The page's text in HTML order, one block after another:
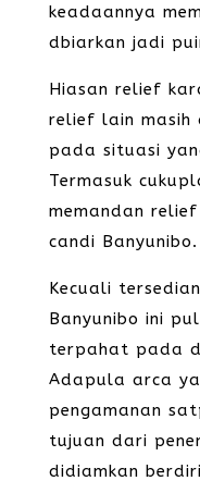
keadaannya
dbiarkan jadi
Hiasan relief
relief lain masih
pada situasi
Termasuk
memandan
candi Banyunibo.
Kecuali
Banyunibo ini
terpahat pada
Adapula arca
pengamanan
tujuan dari
didiamkan